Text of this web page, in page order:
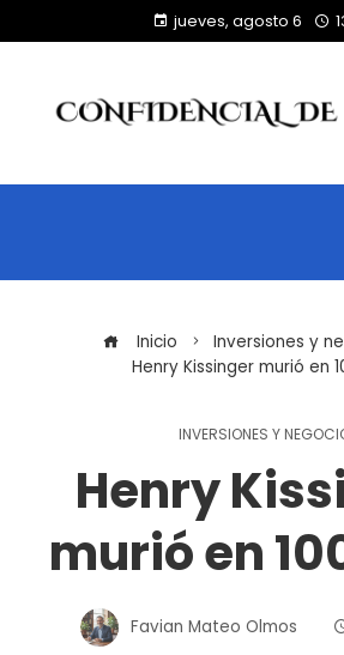
jueves, agosto 6
Inicio
Inversiones y
Henry Kissinger murió en
INVERSIONES Y
Henry
murió en
Favian Mateo Olmos